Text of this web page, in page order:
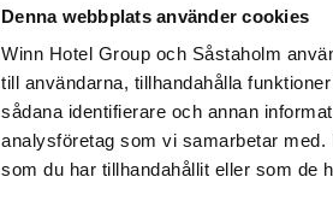
Denna webbplats använder cookies
Winn Hotel Group och Såstaholm
till användarna, tillhandahålla
sådana identifierare och annan
analysföretag som vi samarbetar
som du har tillhandahållit eller som de
©